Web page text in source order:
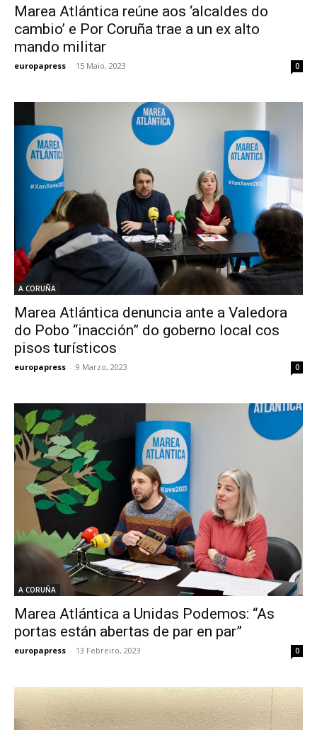
Marea Atlántica reúne aos ‘alcaldes do
cambio’ e Por Coruña trae a un ex alto
mando militar
europapress - 15 Maio, 2023 0
A CORUÑA
Marea Atlántica denuncia ante a Valedora
do Pobo “inacción” do goberno local cos
pisos turísticos
europapress - 9 Marzo, 2023 0
A CORUÑA
Marea Atlántica a Unidas Podemos: “As
portas están abertas de par en par”
europapress - 13 Febreiro, 2023 0